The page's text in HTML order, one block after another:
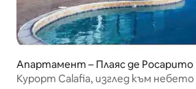
Апартамент – Плаяс де Росарито
Курорт Calafia, изглед към